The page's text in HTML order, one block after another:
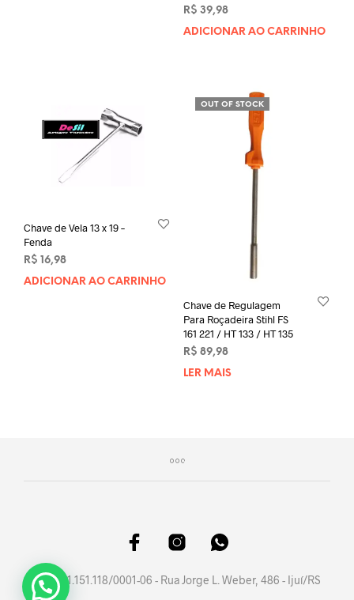
R$ 39,98
ADICIONAR AO CARRINHO
Chave de Vela 13 x 19 –
Fenda
R$ 16,98
ADICIONAR AO CARRINHO
OUT OF STOCK
Chave de Regulagem
Para Roçadeira Stihl FS
161 221 / HT 133 / HT 135
R$ 89,98
LER MAIS
CNPJ 41.151.118/0001-06 - Rua Jorge L. Weber, 486 - Ijuí/RS